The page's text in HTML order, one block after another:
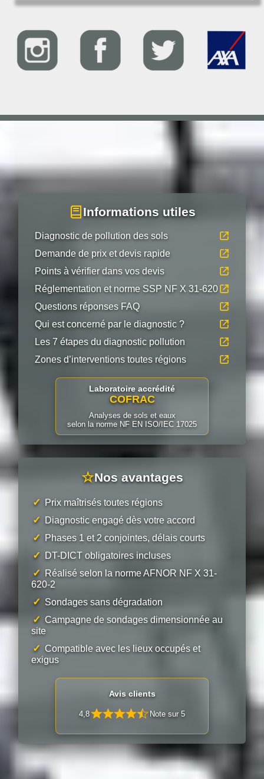
Informations utiles
Diagnostic de pollution des sols
Demande de prix et devis rapide
Points à vérifier dans vos devis
Réglementation et norme SSP NF X 31-620
Questions réponses FAQ
Qui est concerné par le diagnostic ?
Les 7 étapes du diagnostic pollution
Zones d’interventions toutes régions
Laboratoire accrédité
COFRAC
Analyses de sols et eaux
selon la norme NF EN ISO/IEC 17025
☆Nos avantages
✓ Prix maîtrisés toutes régions
✓ Diagnostic engagé dès votre accord
✓ Phases 1 et 2 conjointes, délais courts
✓ DT-DICT obligatoires incluses
✓
Réalisé selon la norme AFNOR NF X 31-
620-2
✓ Sondages sans dégradation
✓ Campagne de sondages dimensionnée au
site
✓ Compatible avec les lieux occupés et
exigus
Avis clients
4,8 Note sur 5